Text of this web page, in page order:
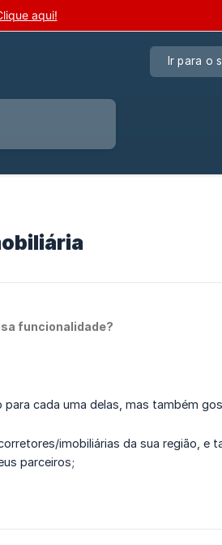
aqui!
Ir para o
funcionalidade?
cada uma delas, mas também
imobiliárias da sua região, e
parceiros;